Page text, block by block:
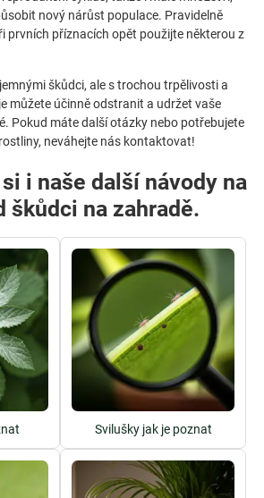
nový nárůst populace. Pravidelně
prvních příznacích opět použijte některou z
škůdci, ale s trochou trpělivosti a
můžete účinně odstranit a udržet vaše
Pokud máte další otázky nebo potřebujete
neváhejte nás kontaktovat!
i naše další návody na
škůdci na zahradě.
Svilušky jak je poznat